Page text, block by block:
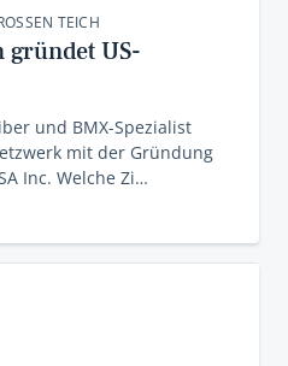
TEICH
US-
und BMX-Spezialist
mit der Gründung
Inc. Welche Zi…